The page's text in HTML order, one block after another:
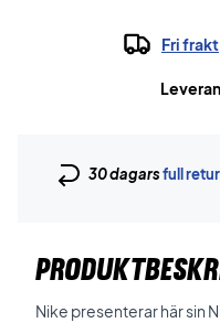
Fri frakt
30 dagarsfull
Nike presenterar här sin